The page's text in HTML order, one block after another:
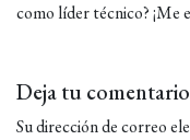
como líder técnico? ¡Me
Deja tu comentario
Su dirección de correo